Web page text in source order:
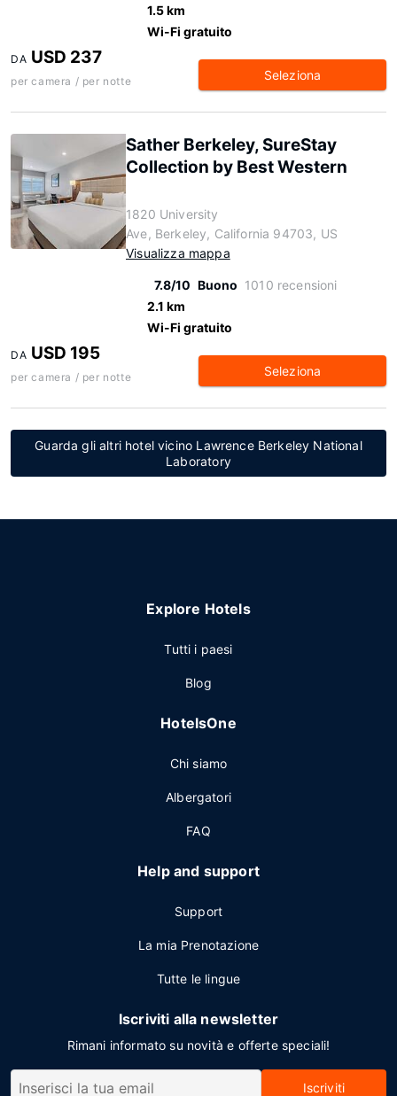
1.5 km
Wi-Fi gratuito
DA USD 237
per camera / per notte Seleziona
Sather Berkeley, SureStay
Collection by Best Western
1820 University
Ave, Berkeley, California 94703, US
Visualizza mappa
7.8/10 Buono 1010 recensioni
2.1 km
Wi-Fi gratuito
DA USD 195
per camera / per notte Seleziona
Guarda gli altri hotel vicino Lawrence Berkeley National
Laboratory
Explore Hotels
Tutti i paesi
Blog
HotelsOne
Chi siamo
Albergatori
FAQ
Help and support
Support
La mia Prenotazione
Tutte le lingue
Iscriviti alla newsletter
Rimani informato su novità e offerte speciali!
Iscriviti